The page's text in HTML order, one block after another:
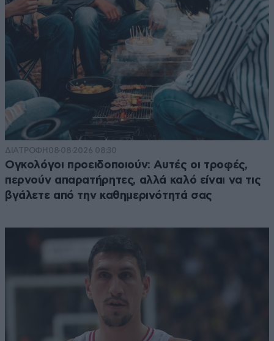
ΔΙΑΤΡΟΦΗ 08·08·2026 08:30
Ογκολόγοι προειδοποιούν: Αυτές οι τροφές,
περνούν απαρατήρητες, αλλά καλό είναι να τις
βγάλετε από την καθημερινότητά σας